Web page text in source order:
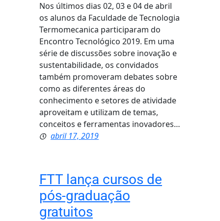
Nos últimos dias 02, 03 e 04 de abril
os alunos da Faculdade de Tecnologia
Termomecanica participaram do
Encontro Tecnológico 2019. Em uma
série de discussões sobre inovação e
sustentabilidade, os convidados
também promoveram debates sobre
como as diferentes áreas do
conhecimento e setores de atividade
aproveitam e utilizam de temas,
conceitos e ferramentas inovadores…
abril 17, 2019
FTT lança cursos de
pós-graduação
gratuitos